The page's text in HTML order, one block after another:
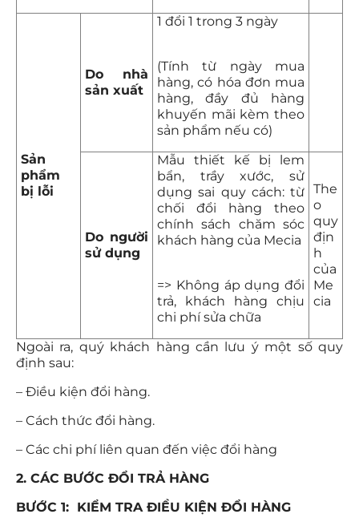
Sản
phẩm
bị lỗi
Do nhà
sản xuất
1 đổi 1 trong 3 ngày
(Tính từ ngày mua
hàng, có hóa đơn mua
hàng, đầy đủ hàng
khuyến mãi kèm theo
sản phẩm nếu có)
Do người
sử dụng
Mẫu thiết kế bị lem
bẩn, trầy xước, sử
dụng sai quy cách: từ
chối đổi hàng theo
chính sách chăm sóc
khách hàng của Mecia
=> Không áp dụng đổi
trả, khách hàng chịu
chi phí sửa chữa
The
o
quy
địn
h
của
Me
cia
Ngoài ra, quý khách hàng cần lưu ý một số quy
định sau:
– Điều kiện đổi hàng.
– Cách thức đổi hàng.
– Các chi phí liên quan đến việc đổi hàng
2. CÁC BƯỚC ĐỔI TRẢ HÀNG
BƯỚC 1: KIỂM TRA ĐIỀU KIỆN ĐỔI HÀNG